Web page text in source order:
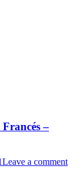
–
Leave a comment